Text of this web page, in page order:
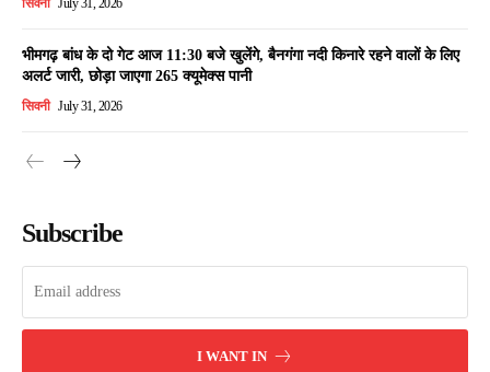
सिवनी July 31, 2026
भीमगढ़ बांध के दो गेट आज 11:30 बजे खुलेंगे, बैनगंगा नदी किनारे रहने वालों के लिए
अलर्ट जारी, छोड़ा जाएगा 265 क्यूमेक्स पानी
सिवनी July 31, 2026
Subscribe
I WANT IN